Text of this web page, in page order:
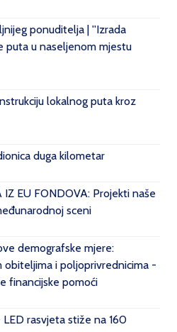
ponuditelja | ''Izrada
puta u naseljenom mjestu
lokalnog puta kroz
duga kilometar
EU FONDOVA: Projekti naše
sceni
demografske mjere:
obiteljima i poljoprivrednicima -
financijske pomoći
rasvjeta stiže na 160